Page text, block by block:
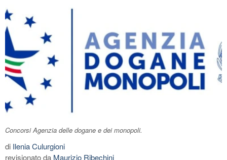
Concorsi Agenzia delle dogane e dei monopoli.
di Ilenia Culurgioni
revisionato da Maurizio Ribechini